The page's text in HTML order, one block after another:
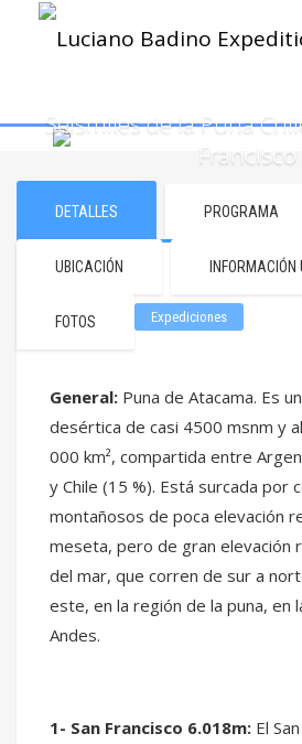
Seismiles de la Puna
Francisco
DETALLES PROGRAMA
UBICACIÓN INFORMACIÓN
FOTOS Expediciones
General: Puna de Atacama. Es
desértica de casi 4500 msnm y
000 km², compartida entre
y Chile (15 %). Está surcada por
montañosos de poca elevación
meseta, pero de gran elevación
del mar, que corren de sur a
este, en la región de la puna, en
Andes.
1- San Francisco 6.018m: El